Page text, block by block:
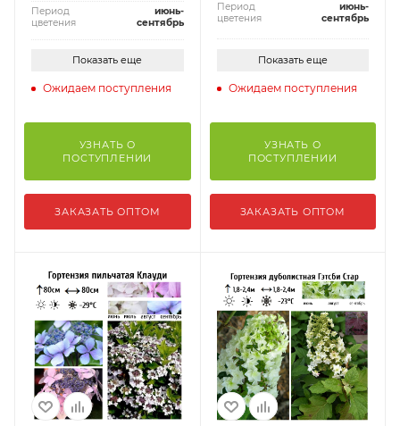
Период
цветения
июнь-
сентябрь
Показать еще
Ожидаем поступления
УЗНАТЬ О
ПОСТУПЛЕНИИ
ЗАКАЗАТЬ ОПТОМ
Период
цветения
июнь-
сентябрь
Показать еще
Ожидаем поступления
УЗНАТЬ О
ПОСТУПЛЕНИИ
ЗАКАЗАТЬ ОПТОМ